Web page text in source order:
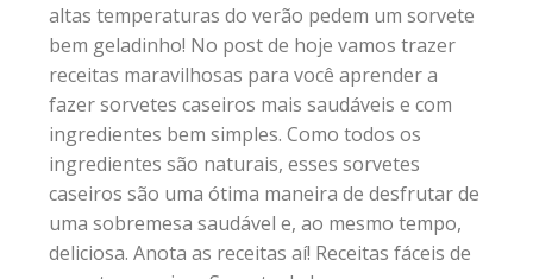
altas temperaturas do verão pedem um sorvete
bem geladinho! No post de hoje vamos trazer
receitas maravilhosas para você aprender a
fazer sorvetes caseiros mais saudáveis e com
ingredientes bem simples. Como todos os
ingredientes são naturais, esses sorvetes
caseiros são uma ótima maneira de desfrutar de
uma sobremesa saudável e, ao mesmo tempo,
deliciosa. Anota as receitas aí! Receitas fáceis de